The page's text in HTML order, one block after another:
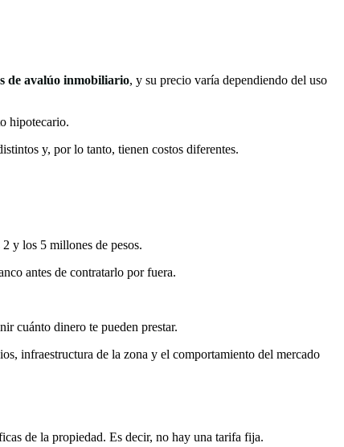
de avalúo inmobiliario, y su precio varía dependiendo del uso
hipotecario.
y, por lo tanto, tienen costos diferentes.
y los 5 millones de pesos.
antes de contratarlo por fuera.
cuánto dinero te pueden prestar.
infraestructura de la zona y el comportamiento del mercado
de la propiedad. Es decir, no hay una tarifa fija.